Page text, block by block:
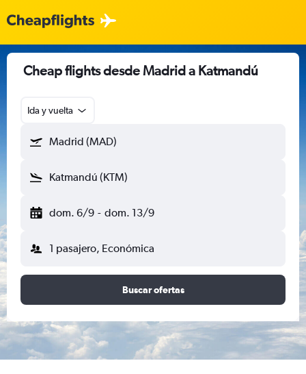
Cheap flights desde Madrid a Katmandú
Ida y vuelta
Madrid (MAD)
Katmandú (KTM)
dom. 6/9 - dom. 13/9
1 pasajero, Económica
Buscar ofertas